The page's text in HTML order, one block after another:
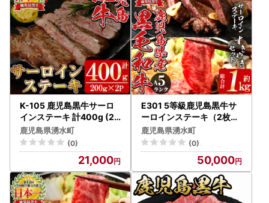
K-105 鹿児島黒牛サーロ
インステーキ 計400g (20
0g×2P) 国産 九州産 鹿児
島県産 牛肉 黒牛 黒毛和牛
和牛 ステーキ サーロイン
冷凍 【湧水町JAあいら】_
y451
鹿児島県湧水町
(0)
21,000
E301 5等級鹿児島黒牛サ
ーロインステーキ（2枚）
・すきやきセット 国産 九
州産 鹿児島県産 牛肉 黒牛
黒毛和牛 和牛 ステーキ サ
ーロイン リブロース スラ
イス しゃぶしゃぶ すき焼
き【湧水町JAあいら】_A1
2
鹿児島県湧水町
(0)
50,000